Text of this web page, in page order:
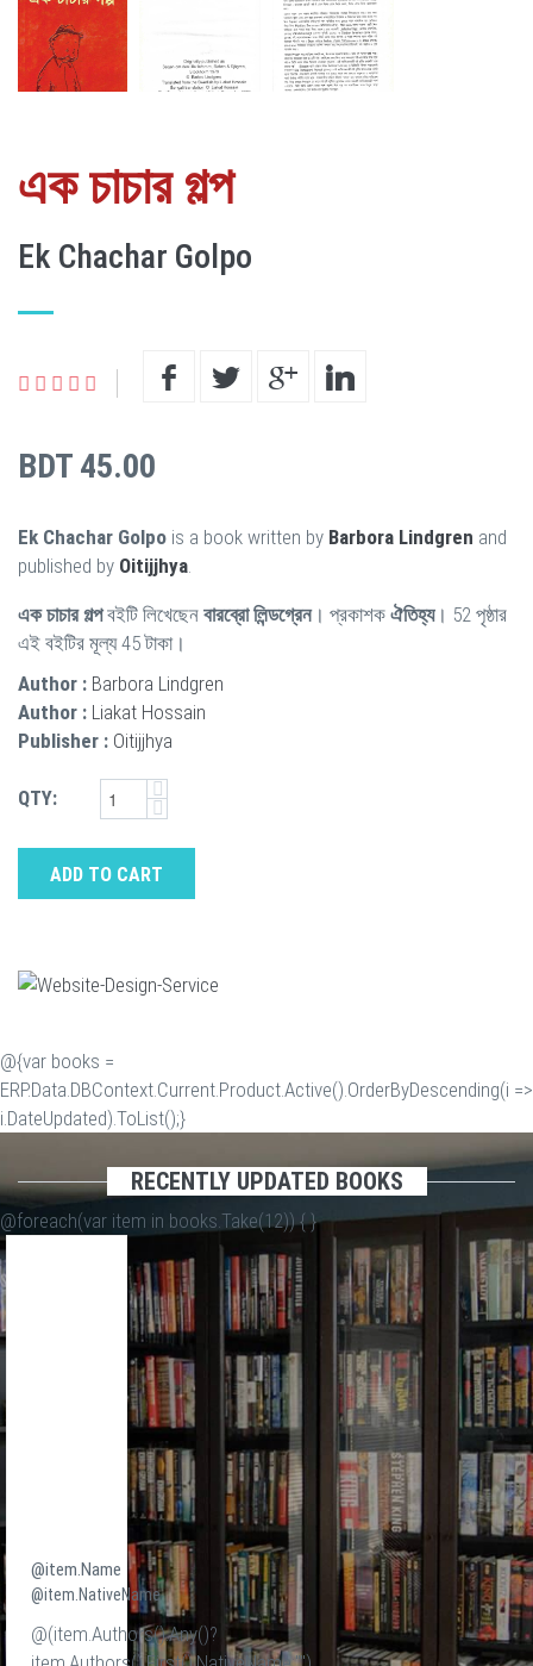
এক চাচার গল্প
Ek Chachar Golpo
BDT 45.00
Ek Chachar Golpo is a book written by Barbora Lindgren and
published by Oitijjhya
এক চাচার গল্পবইটি লিখেছেন বারব্রো লিন্ডগ্রেন। প্রকাশক ঐতিহ্য। 52 পৃষ্ঠার
এই বইটির মূল্য 45 টাকা।
Author : Barbora Lindgren
Author : Liakat Hossain
Publisher : Oitijjhya
QTY:
ADD TO CART
@{var books =
ERP.Data.DBContext.Current.Product.Active().OrderByDescending(i =>
i.DateUpdated).ToList();}
RECENTLY UPDATED BOOKS
@foreach(var item in books.Take(12)) {}
@item.Name
@item.NativeName
@(item.Authors().Any()?